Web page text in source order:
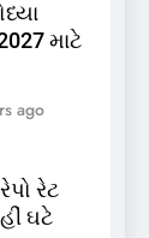
માટે
ago
રેટ
ઘટે
પાંચ